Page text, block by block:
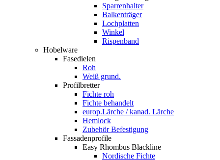
Sparrenhalter
Balkenträger
Lochplatten
Winkel
Rispenband
Hobelware
Fasedielen
Roh
Weiß grund.
Profilbretter
Fichte roh
Fichte behandelt
europ.Lärche / kanad. Lärche
Hemlock
Zubehör Befestigung
Fassadenprofile
Easy Rhombus Blackline
Nordische Fichte